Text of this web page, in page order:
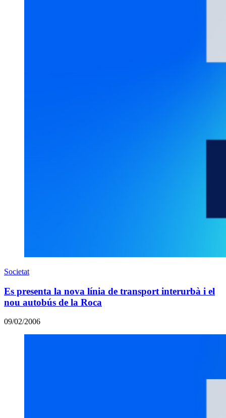
Societat
Es presenta la nova línia de transport interurbà i el
nou autobús de la Roca
09/02/2006